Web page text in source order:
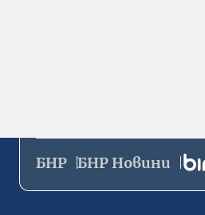
БНР БНР Новини